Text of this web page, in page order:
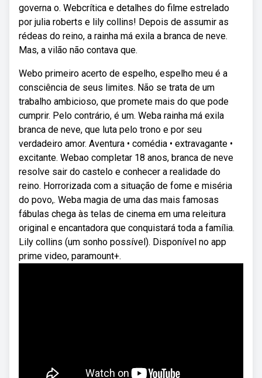
governa o. Webcrítica e detalhes do filme estrelado
por julia roberts e lily collins! Depois de assumir as
rédeas do reino, a rainha má exila a branca de neve.
Mas, a vilão não contava que.
Webo primeiro acerto de espelho, espelho meu é a
consciência de seus limites. Não se trata de um
trabalho ambicioso, que promete mais do que pode
cumprir. Pelo contrário, é um. Weba rainha má exila
branca de neve, que luta pelo trono e por seu
verdadeiro amor. Aventura • comédia • extravagante •
excitante. Webao completar 18 anos, branca de neve
resolve sair do castelo e conhecer a realidade do
reino. Horrorizada com a situação de fome e miséria
do povo,. Weba magia de uma das mais famosas
fábulas chega às telas de cinema em uma releitura
original e encantadora que conquistará toda a família.
Lily collins (um sonho possível). Disponível no app
prime video, paramount+.